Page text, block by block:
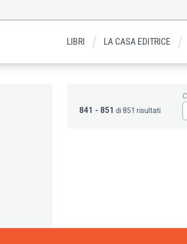
LIBRI LA CASA EDITRICE
841 - 851 di 851 risultati